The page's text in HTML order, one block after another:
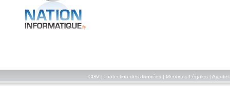
CGV Protection des données| Mentions Légales| Ajouter